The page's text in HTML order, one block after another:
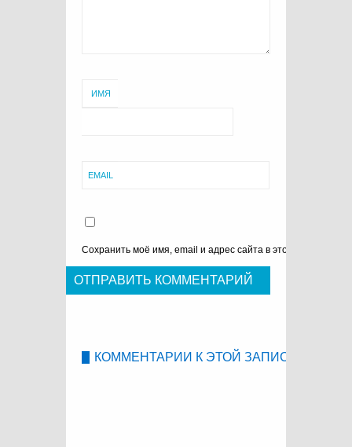
ИМЯ
EMAIL
Сохранить моё имя, email и адрес сайта в этом браузере
КОММЕНТАРИИ К ЭТОЙ ЗАПИСИ